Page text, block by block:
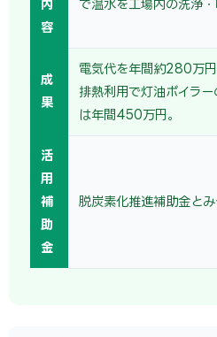
内
容
で温水を工場内の洗浄
成
果
電気代を年間約280万
排熱利用で灯油ボイラ
は年間450万円。
活
用
補
助
金
脱炭素化推進補助金と